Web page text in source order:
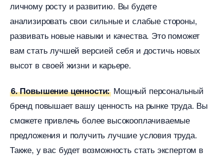
личному росту и развитию. Вы будете
анализировать свои сильные и слабые стороны,
развивать новые навыки и качества. Это поможет
ам стать лучшей версией себя и достичь новых
ысот в своей жизни и карьере.
6. Повышение ценности: Мощный персональный
ренд повышает вашу ценность на рынке труда. Вы
сможете привлечь более высокооплачиваемые
предложения и получить лучшие условия труда.
Также, у вас будет возможность стать экспертом